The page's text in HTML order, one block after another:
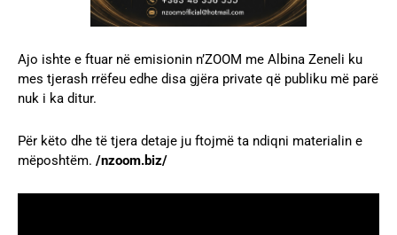
Ajo ishte e ftuar në emisionin n’ZOOM me Albina Zeneli ku
mes tjerash rrëfeu edhe disa gjëra private që publiku më parë
nuk i ka ditur.
Për këto dhe të tjera detaje ju ftojmë ta ndiqni materialin e
mëposhtëm. /nzoom.biz/